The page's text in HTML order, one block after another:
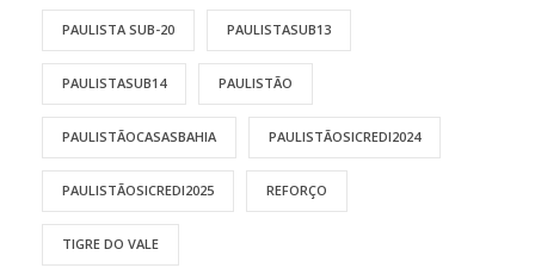
PAULISTA SUB-20 PAULISTASUB13
PAULISTASUB14 PAULISTÃO
PAULISTÃOCASASBAHIA PAULISTÃOSICREDI2024
PAULISTÃOSICREDI2025 REFORÇO
TIGRE DO VALE